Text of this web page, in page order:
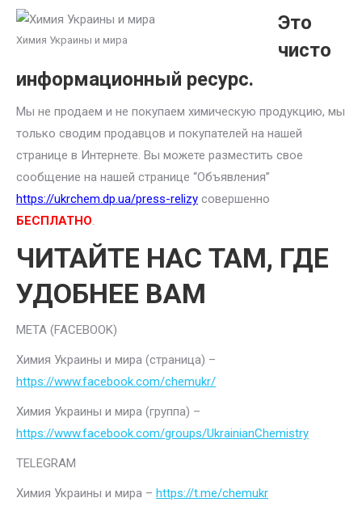
Химия Украины и мира
Это
чисто
информационный ресурс.
Мы не продаем и не покупаем химическую продукцию, мы
только сводим продавцов и покупателей на нашей
странице в Интернете. Вы можете разместить свое
сообщение на нашей странице “Объявления”
https://ukrchem.dp.ua/press-relizy совершенно
БЕСПЛАТНО.
ЧИТАЙТЕ НАС ТАМ, ГДЕ
УДОБНЕЕ ВАМ
META (FACEBOOK)
Химия Украины и мира (страница) –
https://www.facebook.com/chemukr/
Химия Украины и мира (группа) –
https://www.facebook.com/groups/UkrainianChemistry
TELEGRAM
Химия Украины и мира – https://t.me/chemukr